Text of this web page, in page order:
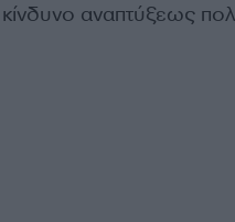
κίνδυνο αναπτύξεως